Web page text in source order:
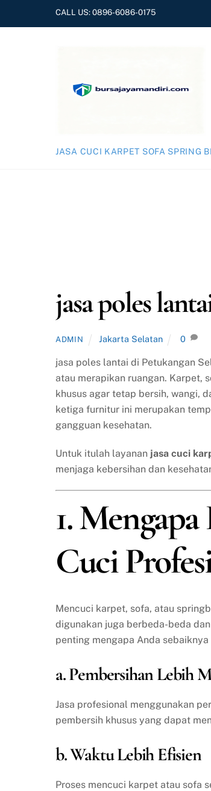
CALL US:0896-6086-0175
JASA CUCI KARPET SOFA SPRING
jasa poles
ADMIN Jakarta Selatan 0
jasa poles lantai di Petukangan
atau merapikan ruangan. Karpet,
khusus agar tetap bersih, wangi,
ketiga furnitur ini merupakan
gangguan kesehatan.
Untuk itulah layanan jasa cuci
menjaga kebersihan dan
1.
Cuci
Mencuci karpet, sofa, atau
digunakan juga berbeda-beda
penting mengapa Anda
a. Pembersihan Lebih
Jasa profesional menggunakan
pembersih khusus yang dapat
b. Waktu Lebih Efisien
Proses mencuci karpet atau sofa